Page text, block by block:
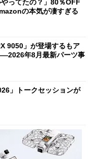
やってたの？」80％OFF
の本気が凄すぎる
9050」が登場するもア
年8月最新パーツ事
」トークセッションが